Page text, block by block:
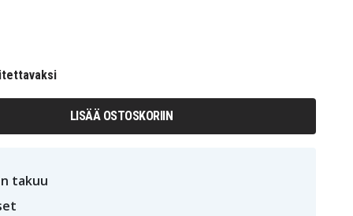
LISÄÄ OSTOSKORIIN
takuu